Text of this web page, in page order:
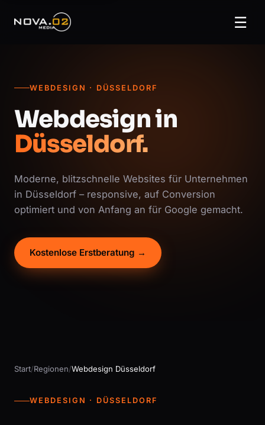
☰
WEBDESIGN · DÜSSELDORF
Webdesign in
Düsseldorf.
Moderne, blitzschnelle Websites für Unternehmen
in Düsseldorf – responsive, auf Conversion
optimiert und von Anfang an für Google gemacht.
Kostenlose Erstberatung →
Start/Regionen/Webdesign Düsseldorf
WEBDESIGN · DÜSSELDORF